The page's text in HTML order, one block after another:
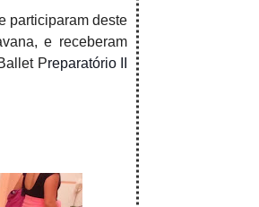
participaram deste
e receberam
Preparatório II